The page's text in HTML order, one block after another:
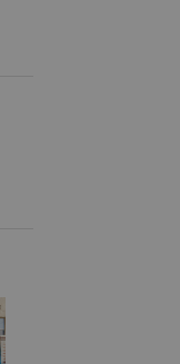
Show next slide